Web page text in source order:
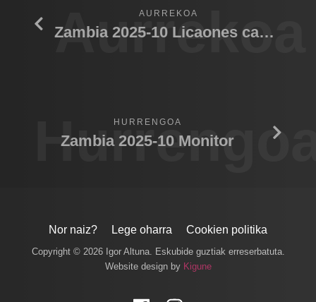
Aurrekoa
AURREKOA
Zambia 2025-10 Licaones cachorros bebiendo
HURRENGOA
Zambia 2025-10 Monitor
Nor naiz? Lege oharra Cookien politika
Copyright © 2026 Igor Altuna. Eskubide guztiak erreserbatuta.
Website design by Kigune